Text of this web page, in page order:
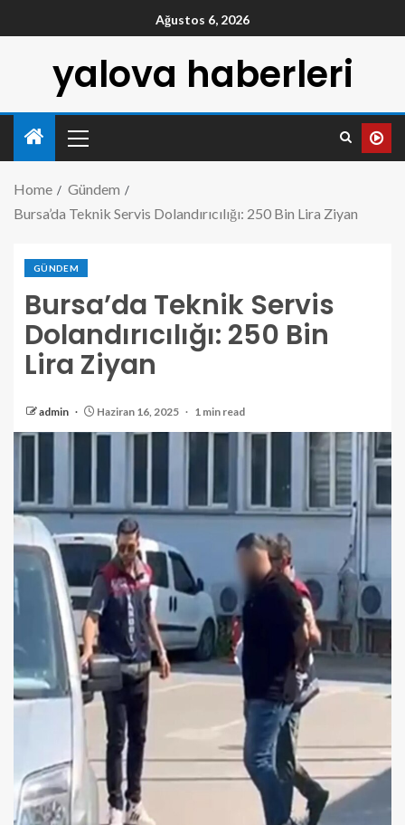
Ağustos 6, 2026
yalova haberleri
Home
Gündem
Bursa’da Teknik Servis Dolandırıcılığı: 250 Bin Lira Ziyan
GÜNDEM
Bursa’da Teknik Servis
Dolandırıcılığı: 250 Bin
Lira Ziyan
admin Haziran 16, 2025 1 min read